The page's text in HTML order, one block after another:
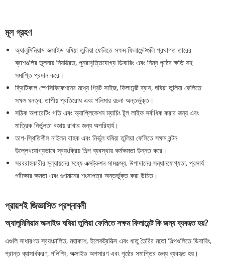
মূল গ্রহণ
অ্যালুমিনিয়াম অক্সাইড ঘষিয়া তুলিয়া ফেলিতে সক্ষম ফিলামেন্টগুলি প্রথাগত তারের
ব্রাশগুলির তুলনায় নিয়ন্ত্রিত, পুনরাবৃত্তিযোগ্য ডিবারিং এবং নিম্ন পৃষ্ঠের ক্ষতি সহ
সমাপ্তি প্রদান করে।
ক্রিটিকাল স্পেসিফিকেশনের মধ্যে গ্রিট সাইজ, ফিলামেন্ট ব্যাস, ঘষিয়া তুলিয়া ফেলিতে
সক্ষম ঘনত্ব, তাপীয় প্রতিরোধ এবং পলিমার রচনা অন্তর্ভুক্ত।
সঠিক অপারেটিং গতি এবং অ্যাপ্লিকেশন ম্যাচিং টুল লাইফ সর্বাধিক করার জন্য এবং
মাত্রিক নির্ভুলতা বজায় রাখার জন্য অপরিহার্য।
তাপ-স্থিতিশীল নাইলন বাহক এবং নির্ভুল ঘষিয়া তুলিয়া ফেলিতে সক্ষম বন্টন
উল্লেখযোগ্যভাবে স্বয়ংক্রিয় শিল্প ব্যবস্থায় কর্মক্ষমতা উন্নত করে।
সরবরাহকারীর মূল্যায়নের মধ্যে এক্সট্রুশন সামঞ্জস্য, উপাদানের সন্ধানযোগ্যতা, প্রসার্য
পরীক্ষার ক্ষমতা এবং গুণমানের শংসাপত্র অন্তর্ভুক্ত করা উচিত।
প্রায়শই জিজ্ঞাসিত প্রশ্নাবলী
অ্যালুমিনিয়াম অক্সাইড ঘষিয়া তুলিয়া ফেলিতে সক্ষম ফিলামেন্ট কি জন্য ব্যবহৃত হয়?
এগুলি সাধারণত স্বয়ংচালিত, মহাকাশ, ইলেকট্রনিক্স এবং ধাতু তৈরির মতো শিল্পগুলিতে ডিবারিং,
প্রান্ত ব্যাসার্ধকরণ, পলিশিং, অক্সাইড অপসারণ এবং পৃষ্ঠের সমাপ্তির জন্য ব্যবহৃত হয়।